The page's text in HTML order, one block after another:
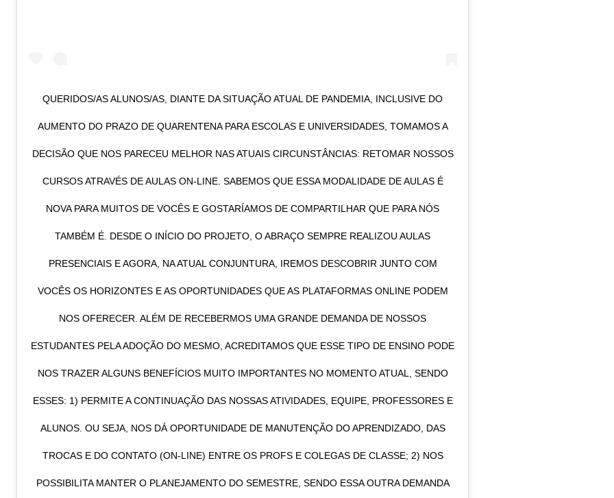
QUERIDOS/AS ALUNOS/AS, DIANTE DA SITUAÇÃO ATUAL DE PANDEMIA, INCLUSIVE DO
AUMENTO DO PRAZO DE QUARENTENA PARA ESCOLAS E UNIVERSIDADES, TOMAMOS A
DECISÃO QUE NOS PARECEU MELHOR NAS ATUAIS CIRCUNSTÂNCIAS: RETOMAR NOSSOS
CURSOS ATRAVÉS DE AULAS ON-LINE. SABEMOS QUE ESSA MODALIDADE DE AULAS É
NOVA PARA MUITOS DE VOCÊS E GOSTARÍAMOS DE COMPARTILHAR QUE PARA NÓS
TAMBÉM É. DESDE O INÍCIO DO PROJETO, O ABRAÇO SEMPRE REALIZOU AULAS
PRESENCIAIS E AGORA, NA ATUAL CONJUNTURA, IREMOS DESCOBRIR JUNTO COM
VOCÊS OS HORIZONTES E AS OPORTUNIDADES QUE AS PLATAFORMAS ONLINE PODEM
NOS OFERECER. ALÉM DE RECEBERMOS UMA GRANDE DEMANDA DE NOSSOS
ESTUDANTES PELA ADOÇÃO DO MESMO, ACREDITAMOS QUE ESSE TIPO DE ENSINO PODE
NOS TRAZER ALGUNS BENEFÍCIOS MUITO IMPORTANTES NO MOMENTO ATUAL, SENDO
ESSES: 1) PERMITE A CONTINUAÇÃO DAS NOSSAS ATIVIDADES, EQUIPE, PROFESSORES E
ALUNOS. OU SEJA, NOS DÁ OPORTUNIDADE DE MANUTENÇÃO DO APRENDIZADO, DAS
TROCAS E DO CONTATO (ON-LINE) ENTRE OS PROFS E COLEGAS DE CLASSE; 2) NOS
POSSIBILITA MANTER O PLANEJAMENTO DO SEMESTRE, SENDO ESSA OUTRA DEMANDA